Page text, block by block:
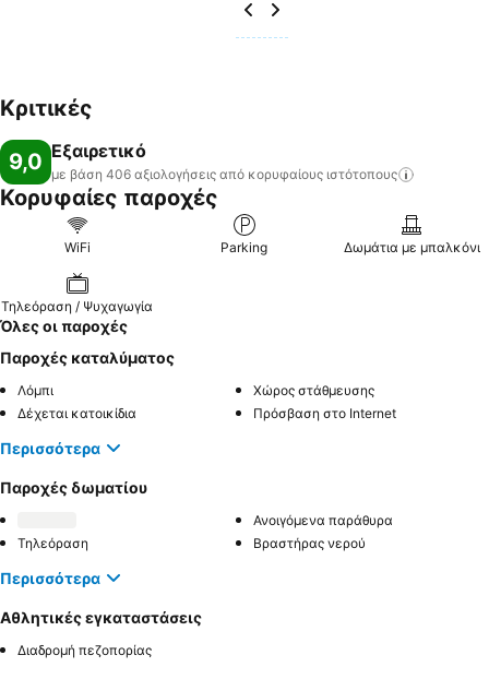
Κριτικές
9,0 Εξαιρετικό
με βάση 406 αξιολογήσεις από κορυφαίους ιστότοπους
Κορυφαίες παροχές
WiFi Parking Δωμάτια με μπαλκόνι
Τηλεόραση / Ψυχαγωγία
Όλες οι παροχές
Παροχές καταλύματος
Λόμπι
Χώρος στάθμευσης
Δέχεται κατοικίδια
Πρόσβαση στο Internet
Περισσότερα
Παροχές δωματίου
Ανοιγόμενα παράθυρα
Τηλεόραση
Βραστήρας νερού
Περισσότερα
Αθλητικές εγκαταστάσεις
Διαδρομή πεζοπορίας